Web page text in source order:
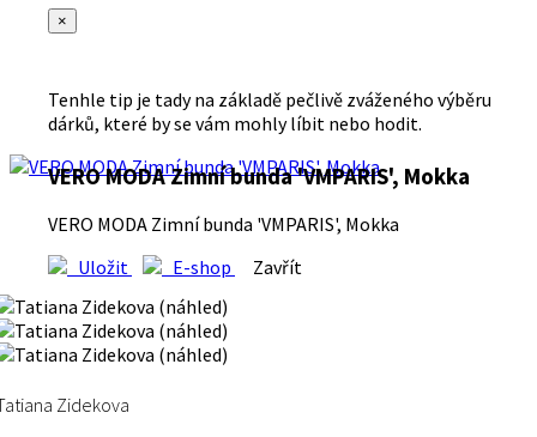
×
Tenhle tip je tady na základě pečlivě zváženého výběru
dárků, které by se vám mohly líbit nebo hodit.
VERO MODA Zimní bunda 'VMPARIS', Mokka
VERO MODA Zimní bunda 'VMPARIS', Mokka
Uložit
E-shop Zavřít
Zidekova